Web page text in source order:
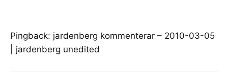
Pingback: jardenberg kommenterar – 2010-03-05
| jardenberg unedited